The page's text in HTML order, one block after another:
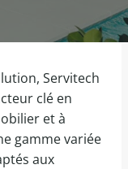
Servitech
clé en
et à
gamme variée
aux